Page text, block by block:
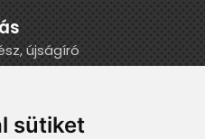
sütiket
újságíró